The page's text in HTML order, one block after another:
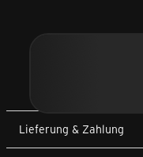
Lieferung & Zahlung